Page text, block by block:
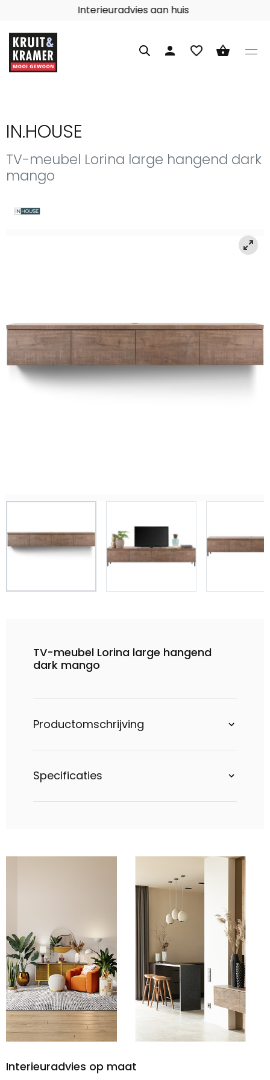
Interieuradvies aan huis
person favorite_border shopping_basket
IN.HOUSE
TV-meubel Lorina large hangend dark
mango
TV-meubel Lorina large hangend
dark mango
Productomschrijving
Specificaties
Interieuradvies op maat